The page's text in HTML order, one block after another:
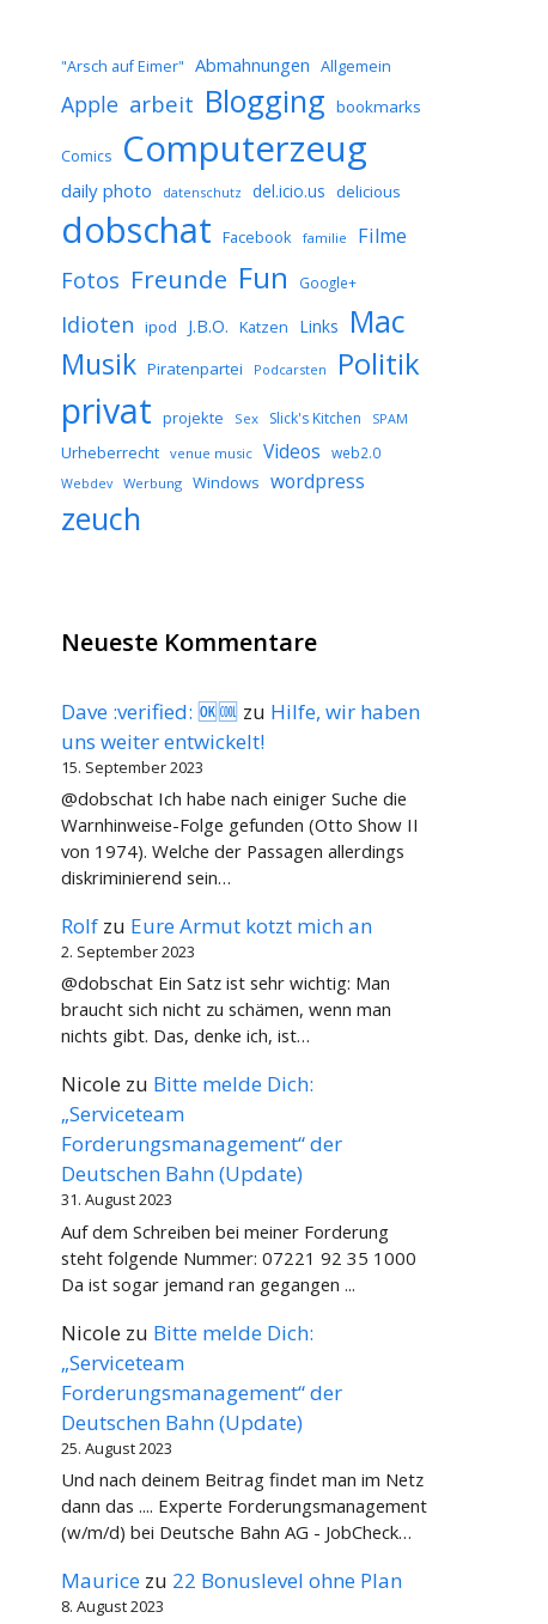
"Arsch auf Eimer" Abmahnungen Allgemein
Apple arbeit Blogging bookmarks
Comics Computerzeug
daily photo datenschutz del.icio.us delicious
dobschat Facebook familie Filme
Fotos Freunde Fun Google+
Idioten ipod J.B.O. Katzen Links Mac
Musik Piratenpartei Podcarsten Politik
privat projekte Sex Slick's Kitchen SPAM
Urheberrecht venue music Videos web2.0
Webdev Werbung Windows wordpress
zeuch
Neueste Kommentare
Dave :verified: 🆗🆒 zu Hilfe, wir haben
uns weiter entwickelt!
15. September 2023
@dobschat Ich habe nach einiger Suche die
Warnhinweise-Folge gefunden (Otto Show II
von 1974). Welche der Passagen allerdings
diskriminierend sein…
Rolf zu Eure Armut kotzt mich an
2. September 2023
@dobschat Ein Satz ist sehr wichtig: Man
braucht sich nicht zu schämen, wenn man
nichts gibt. Das, denke ich, ist…
Nicole zu Bitte melde Dich:
„Serviceteam
Forderungsmanagement“ der
Deutschen Bahn (Update)
31. August 2023
Auf dem Schreiben bei meiner Forderung
steht folgende Nummer: 07221 92 35 1000
Da ist sogar jemand ran gegangen ...
Nicole zu Bitte melde Dich:
„Serviceteam
Forderungsmanagement“ der
Deutschen Bahn (Update)
25. August 2023
Und nach deinem Beitrag findet man im Netz
dann das .... Experte Forderungsmanagement
(w/m/d) bei Deutsche Bahn AG - JobCheck…
Maurice zu 22 Bonuslevel ohne Plan
8. August 2023